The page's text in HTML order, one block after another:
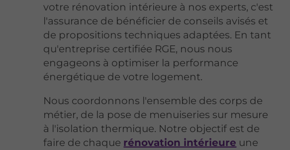
votre rénovation intérieure à nos experts, c'est
l'assurance de bénéficier de conseils avisés et
de propositions techniques adaptées. En tant
qu'entreprise certifiée RGE, nous nous
engageons à optimiser la performance
énergétique de votre logement.
Nous coordonnons l'ensemble des corps de
métier, de la pose de menuiseries sur mesure
à l'isolation thermique. Notre objectif est de
faire de chaque rénovation intérieure une